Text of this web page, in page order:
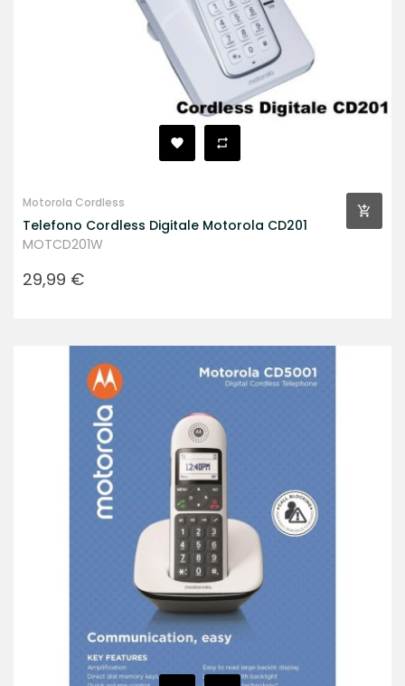
Motorola Cordless
Telefono Cordless Digitale Motorola CD201
MOTCD201W
Prezzo
29,99 €